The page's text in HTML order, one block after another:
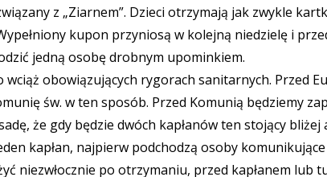
z „Ziarnem”. Dzieci otrzymają jak zwykle
kupon przyniosą w kolejną niedzielę i
jedną osobę drobnym upominkiem.
obowiązujących rygorach sanitarnych. Przed
św. w ten sposób. Przed Komunią będziemy
że gdy będzie dwóch kapłanów ten stojący
kapłan, najpierw podchodzą osoby
niezwłocznie po otrzymaniu, przed kapłanem lub